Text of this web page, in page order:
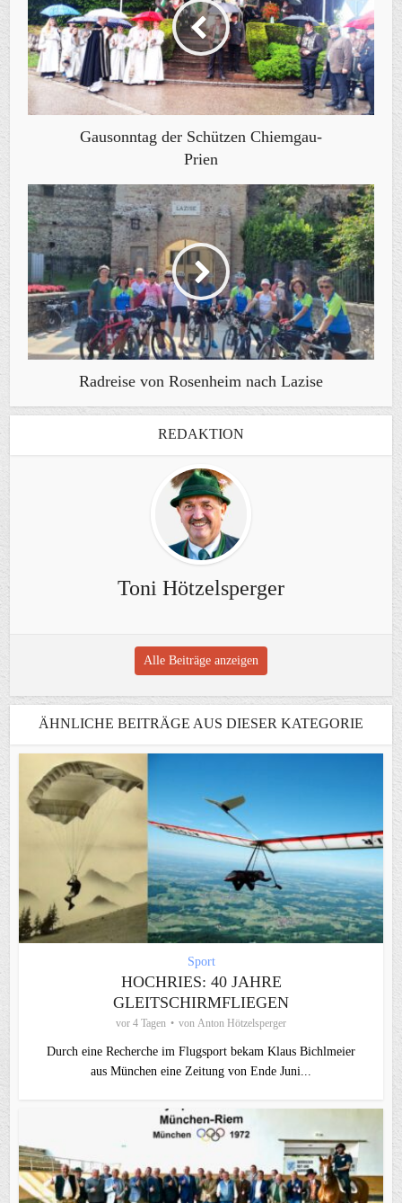
Gausonntag der Schützen Chiemgau-
Prien
Radreise von Rosenheim nach Lazise
REDAKTION
Toni Hötzelsperger
Alle Beiträge anzeigen
ÄHNLICHE BEITRÄGE AUS DIESER KATEGORIE
Sport
HOCHRIES: 40 JAHRE
GLEITSCHIRMFLIEGEN
vor 4 Tagen von Anton Hötzelsperger
Durch eine Recherche im Flugsport bekam Klaus Bichlmeier
aus München eine Zeitung von Ende Juni...